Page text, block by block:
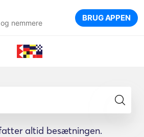
nemmere BRUG APPEN
altid besætningen.